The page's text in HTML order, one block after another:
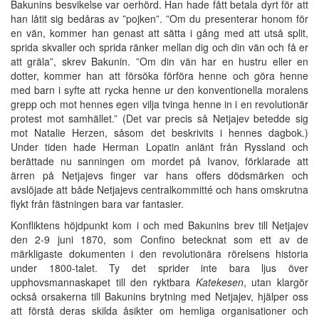
Bakunins besvikelse var oerhörd. Han hade fått betala dyrt för att
han låtit sig bedåras av ”pojken”. ”Om du presenterar honom för
en vän, kommer han genast att sätta i gång med att utså split,
sprida skvaller och sprida ränker mellan dig och din vän och få er
att gräla”, skrev Bakunin. ”Om din vän har en hustru eller en
dotter, kommer han att försöka förföra henne och göra henne
med barn i syfte att rycka henne ur den konventionella moralens
grepp och mot hennes egen vilja tvinga henne in i en revolutionär
protest mot samhället.” (Det var precis så Netjajev betedde sig
mot Natalie Herzen, såsom det beskrivits i hennes dagbok.)
Under tiden hade Herman Lopatin anlänt från Ryssland och
berättade nu sanningen om mordet på Ivanov, förklarade att
ärren på Netjajevs finger var hans offers dödsmärken och
avslöjade att både Netjajevs centralkommitté och hans omskrutna
flykt från fästningen bara var fantasier.
Konfliktens höjdpunkt kom i och med Bakunins brev till Netjajev
den 2-9 juni 1870, som Confino betecknat som ett av de
märkligaste dokumenten i den revolutionära rörelsens historia
under 1800-talet. Ty det sprider inte bara ljus över
upphovsmannaskapet till den ryktbara Katekesen, utan klargör
också orsakerna till Bakunins brytning med Netjajev, hjälper oss
att förstå deras skilda åsikter om hemliga organisationer och